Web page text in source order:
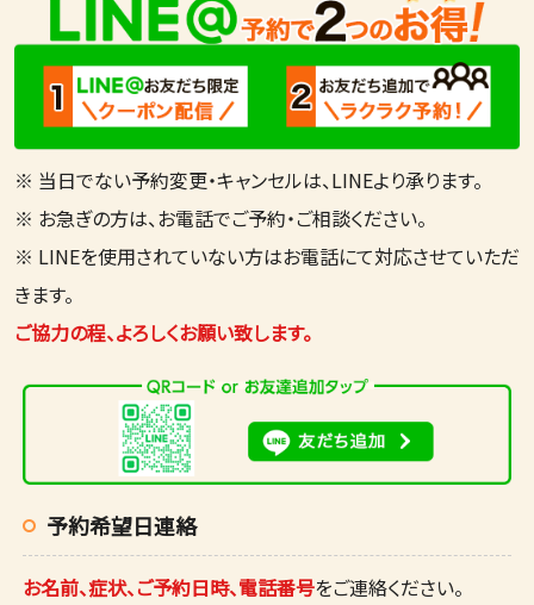
※ 当日でない予約変更・キャンセルは、LINEより承ります。
※ お急ぎの方は、お電話でご予約・ご相談ください。
※ LINEを使用されていない方はお電話にて対応させていただ
きます。
ご協力の程、よろしくお願い致します。
予約希望日連絡
お名前、症状、ご予約日時、電話番号をご連絡ください。